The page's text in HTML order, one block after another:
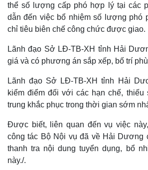
Kinh tế
Bất động sản
Khởi nghiệp
Thị
Giá
Tiêu dùng
Tỷ giá
Chứng
Giá cà
thể số lượng cấp phó hợp lý tại các
dẫn đến việc bổ nhiệm số lượng phó
chỉ tiêu biên chế công chức được giao.
Lãnh đạo Sở LĐ-TB-XH tỉnh Hải
giá và có phương án sắp xếp, bố trí
Lãnh đạo Sở LĐ-TB-XH tỉnh Hải
kiểm điểm đối với các hạn chế, thiếu
trung khắc phục trong thời gian sớm
Được biết, liên quan đến vụ việc
công tác Bộ Nội vụ đã về Hải Dương
thanh tra nội dung tuyển dụng, bổ
này./.